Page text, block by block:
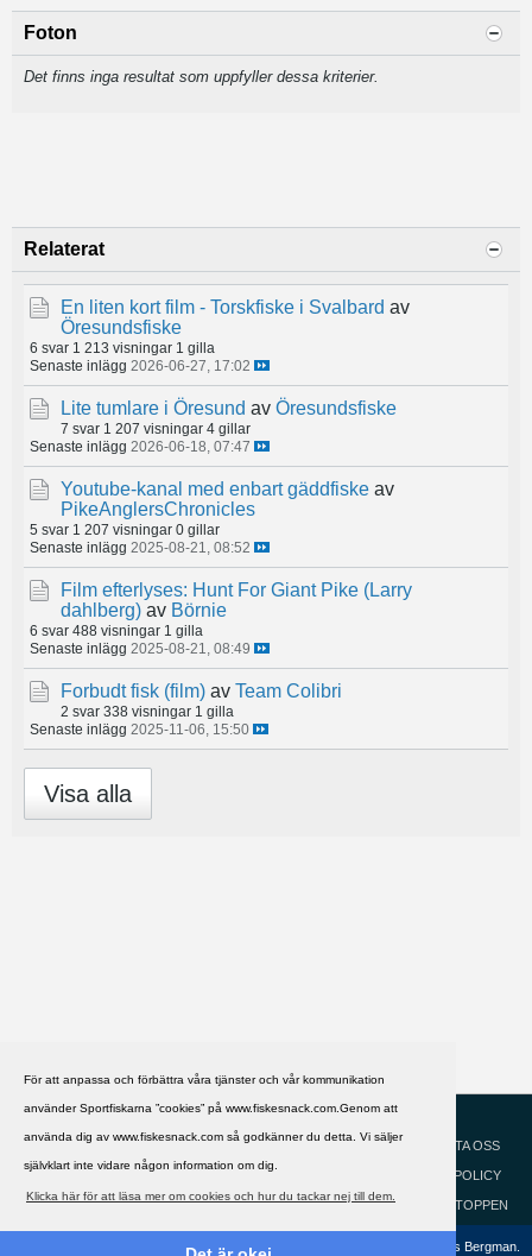
För att anpassa och förbättra våra tjänster och vår kommunikation
använder Sportfiskarna ”cookies” på www.fiskesnack.com.Genom att
använda dig av www.fiskesnack.com så godkänner du detta. Vi säljer
självklart inte vidare någon information om dig.
Klicka här för att läsa mer om cookies och hur du tackar nej till dem.
Foton
Det finns inga resultat som uppfyller dessa kriterier.
Relaterat
En liten kort film - Torskfiske i Svalbard av
Öresundsfiske
6 svar 1 213 visningar 1 gilla
Senaste inlägg 2026-06-27, 17:02
Lite tumlare i Öresund av Öresundsfiske
7 svar 1 207 visningar 4 gillar
Senaste inlägg 2026-06-18, 07:47
Youtube-kanal med enbart gäddfiske av
PikeAnglersChronicles
5 svar 1 207 visningar 0 gillar
Senaste inlägg 2025-08-21, 08:52
Film efterlyses: Hunt For Giant Pike (Larry
dahlberg) av Börnie
6 svar 488 visningar 1 gilla
Senaste inlägg 2025-08-21, 08:49
Forbudt fisk (film) av Team Colibri
2 svar 338 visningar 1 gilla
Senaste inlägg 2025-11-06, 15:50
Visa alla
HJÄLP
KONTAKTA OSS
COOKIEPOLICY
GÅ TILL TOPPEN
Copyright ©2002 - 2021, FiskeSnack.com. Grundad 2002 av Anders Bergman.